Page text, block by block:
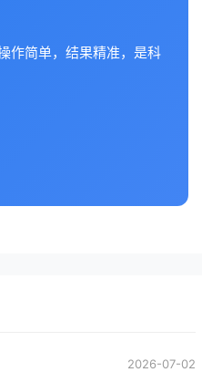
作简单，结果精准，是科
2026-07-02